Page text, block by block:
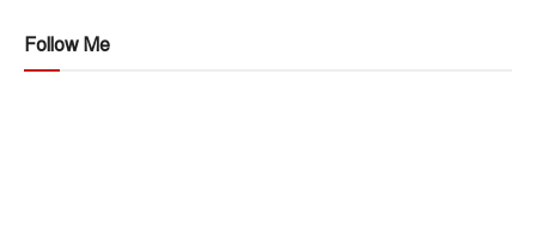
Follow Me